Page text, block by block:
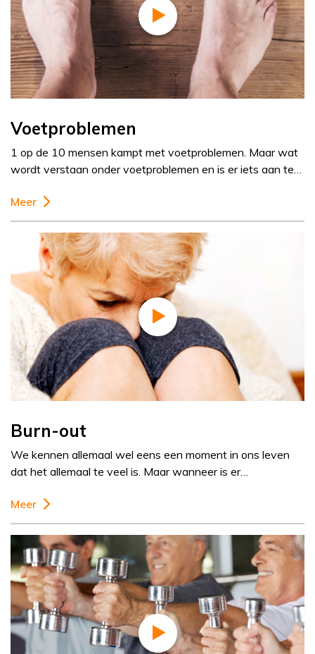
Voetproblemen
1 op de 10 mensen kampt met voetproblemen. Maar wat
wordt verstaan onder voetproblemen en is er iets aan te…
Meer
Burn-out
We kennen allemaal wel eens een moment in ons leven
dat het allemaal te veel is. Maar wanneer is er…
Meer